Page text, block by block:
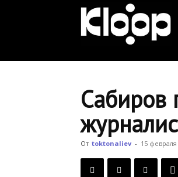
Сабиров
От toktonaliev - 15 февраля